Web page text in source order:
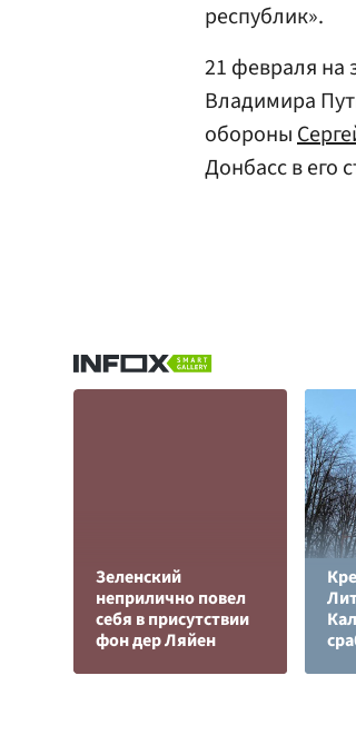
республик».
21 февраля на
Владимира
обороны
Донбасс в его
Зеленский
неприлично повел
cебя в присутствии
фон дер Ляйен